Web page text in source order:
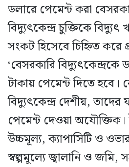
ডলারে পেমেন্ট করা
বিদ্যুৎকেন্দ্র চুক্তিকে বিদ্যুৎ
সংকট হিসেবে চিহ্নিত করে
‘বেসরকারি
টাকায় পেমেন্ট দিতে হবে।
বিদ্যুৎকেন্দ্র দেশীয়, তাদের
পেমেন্ট দেওয়া অযৌক্তিক।
উচ্চমূল্য, ক্যাপাসিটি ও
স্বল্পমূল্যে জ্বালানি ও